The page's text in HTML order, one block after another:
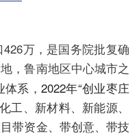
万，是国务院批复确
，鲁南地区中心城市之
体系，2022年“创业枣庄
工、新材料、新能源、
带资金、带创意、带技
手机号
记住登录